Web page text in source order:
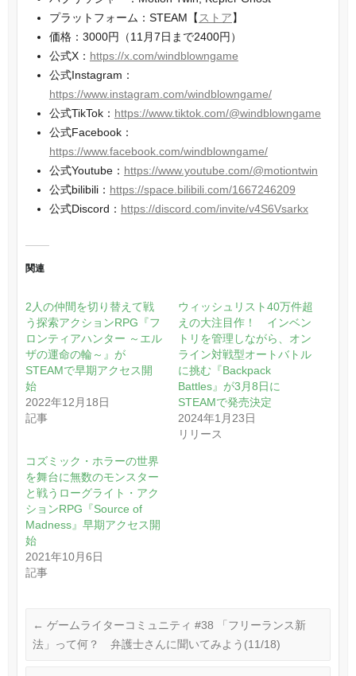
プラットフォーム：STEAM【 ストア】
価格：3000円（11月7日まで2400円）
公式X： https://x.com/windblowngame
公式Instagram：
https://www.instagram.com/windblowngame/
公式TikTok： https://www.tiktok.com/@windblowngame
公式Facebook：
https://www.facebook.com/windblowngame/
公式Youtube： https://www.youtube.com/@motiontwin
公式bilibili： https://space.bilibili.com/1667246209
公式Discord： https://discord.com/invite/v4S6Vsarkx
関連
2人の仲間を切り替えて戦
う探索アクションRPG『フ
ロンティアハンター ～エル
ザの運命の輪～』が
STEAMで早期アクセス開
始
2022年12月18日
記事
ウィッシュリスト40万件超
えの大注目作！ インベン
トリを管理しながら、オン
ライン対戦型オートバトル
に挑む『Backpack
Battles』が3月8日に
STEAMで発売決定
2024年1月23日
リリース
コズミック・ホラーの世界
を舞台に無数のモンスター
と戦うローグライト・アク
ションRPG『Source of
Madness』早期アクセス開
始
2021年10月6日
記事
← ゲームライターコミュニティ #38 「フリーランス新
法」って何？ 弁護士さんに聞いてみよう(11/18)